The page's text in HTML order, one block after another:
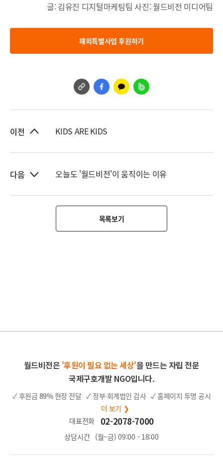
글: 김유진 디지털마케팅팀 사진: 월드비전 미디어팀
해외특별사업 후원하기
이전 KIDS ARE KIDS
다음 오늘도 '월드비전'이 움직이는 이유
목록보기
월드비전은 '후원이 필요 없는 세상'을 만드는 자립 전문
국제구호개발 NGO입니다.
✓ 후원금 89%현장 전달 ✓ 정부·회계법인 감사 ✓ 홈페이지 투명 공시
더 보기 ❯
대표전화
02-2078-7000
상담시간 (월~금) 09:00 - 18:00